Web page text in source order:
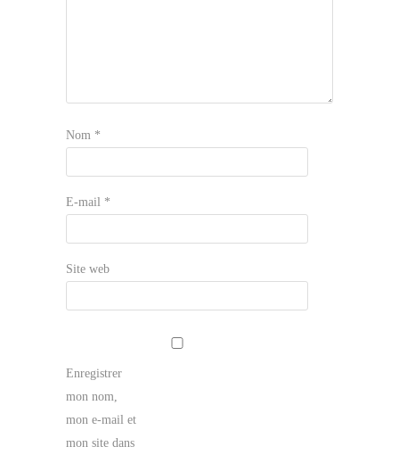
Nom *
E-mail *
Site web
Enregistrer
mon nom,
mon e-mail et
mon site dans